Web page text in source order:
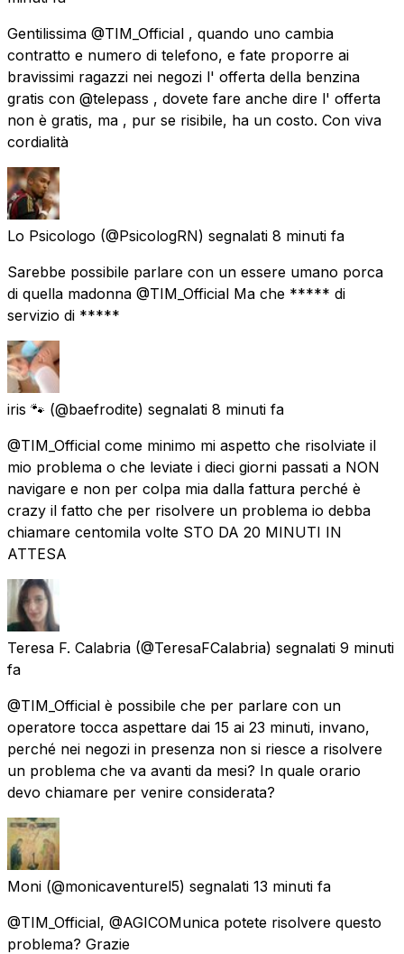
Gentilissima @TIM_Official , quando uno cambia
contratto e numero di telefono, e fate proporre ai
bravissimi ragazzi nei negozi l' offerta della benzina
gratis con @telepass , dovete fare anche dire l' offerta
non è gratis, ma , pur se risibile, ha un costo. Con viva
cordialità
Lo Psicologo (@PsicologRN) segnalati 8 minuti fa
Sarebbe possibile parlare con un essere umano porca
di quella madonna @TIM_Official Ma che ***** di
servizio di *****
iris 🐾 (@baefrodite) segnalati 8 minuti fa
@TIM_Official come minimo mi aspetto che risolviate il
mio problema o che leviate i dieci giorni passati a NON
navigare e non per colpa mia dalla fattura perché è
crazy il fatto che per risolvere un problema io debba
chiamare centomila volte STO DA 20 MINUTI IN
ATTESA
Teresa F. Calabria (@TeresaFCalabria) segnalati 9 minuti
fa
@TIM_Official è possibile che per parlare con un
operatore tocca aspettare dai 15 ai 23 minuti, invano,
perché nei negozi in presenza non si riesce a risolvere
un problema che va avanti da mesi? In quale orario
devo chiamare per venire considerata?
Moni (@monicaventurel5) segnalati 13 minuti fa
@TIM_Official, @AGICOMunica potete risolvere questo
problema? Grazie